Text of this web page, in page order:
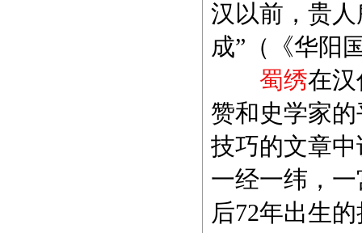
汉以前，贵
成”（《华阳
蜀绣在
赞和史学家
技巧的文章
一经一纬，
后72年出生